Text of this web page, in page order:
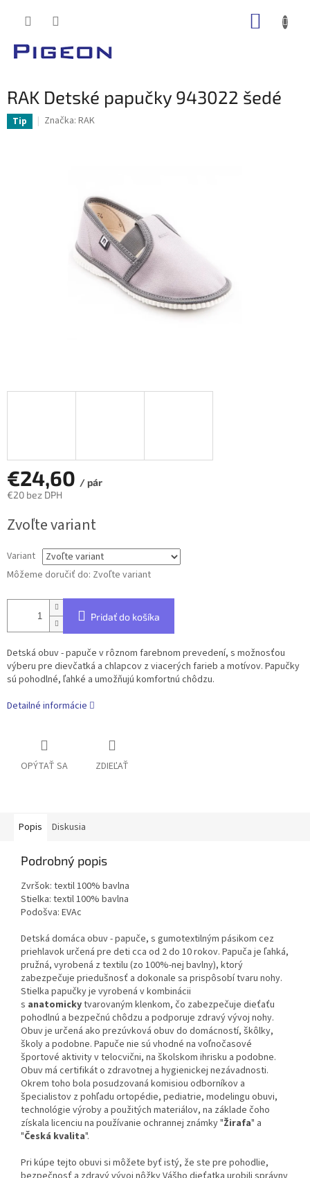
RAK Detské papučky 943022 šedé
Tip Značka: RAK
€24,60 / pár
€20 bez DPH
cena:
Zvoľte variant
Variant
Môžeme doručiť do: Zvoľte variant
Pridať do košíka
Detská obuv - papuče v rôznom farebnom prevedení, s možnosťou
výberu pre dievčatká a chlapcov z viacerých farieb a motívov. Papučky
sú pohodlné, ľahké a umožňujú komfortnú chôdzu.
Detailné informácie
OPÝTAŤ SA ZDIEĽAŤ
Popis Diskusia
Podrobný popis
Zvršok: textil 100% bavlna
Stielka: textil 100% bavlna
Podošva: EVAc
Detská domáca obuv - papuče, s gumotextilným pásikom cez
priehlavok určená pre deti cca od 2 do 10 rokov. Papuča je ľahká,
pružná, vyrobená z textilu (zo 100%-nej bavlny), ktorý
zabezpečuje priedušnosť a dokonale sa prispôsobí tvaru nohy.
Stielka papučky je vyrobená v kombinácii
s anatomickytvarovaným klenkom, čo zabezpečuje dieťaťu
pohodlnú a bezpečnú chôdzu a podporuje zdravý vývoj nohy.
Obuv je určená ako prezúvková obuv do domácností, škôlky,
školy a podobne. Papuče nie sú vhodné na voľnočasové
športové aktivity v telocvični, na školskom ihrisku a podobne.
Obuv má certifikát o zdravotnej a hygienickej nezávadnosti.
Okrem toho bola posudzovaná komisiou odborníkov a
špecialistov z pohľadu ortopédie, pediatrie, modelingu obuvi,
technológie výroby a použitých materiálov, na základe čoho
získala licenciu na používanie ochrannej známky "Žirafa" a
"Česká kvalita".
Pri kúpe tejto obuvi si môžete byť istý, že ste pre pohodlie,